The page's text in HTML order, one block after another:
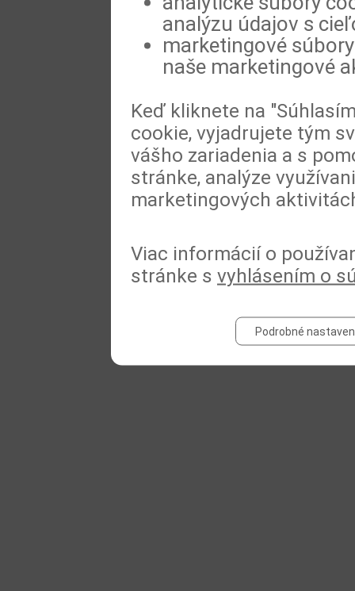
analýzu údajov s
marketingové
naše marketingové
Keď kliknete na
cookie, vyjadrujete tým
vášho zariadenia a s
stránke, analýze
marketingových
Viac informácií o
stránke s vyhlásením o
Podrobné